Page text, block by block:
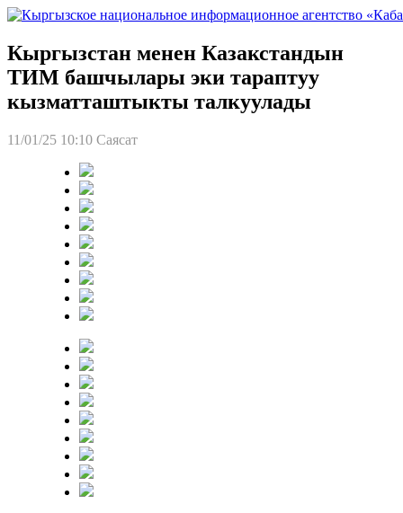
Кыргызстан менен Казакстандын
ТИМ башчылары эки тараптуу
кызматташтыкты талкуулады
11/01/25 10:10 Саясат